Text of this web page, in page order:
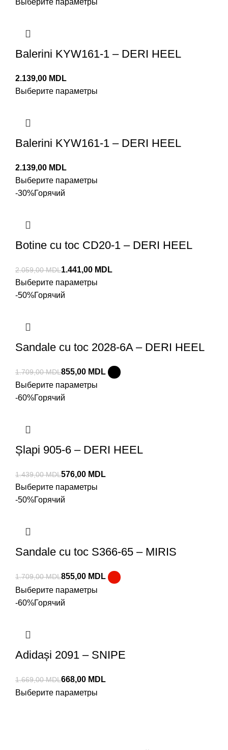
Выберите параметры
Balerini KYW161-1 – DERI HEEL
MDL
Выберите параметры
Balerini KYW161-1 – DERI HEEL
MDL
Выберите параметры
-30%Горячий
Botine cu toc CD20-1 – DERI HEEL
2.059,00MDL1.441,00 MDL
Выберите параметры
-50%Горячий
Sandale cu toc 2028-6A – DERI HEEL
1.709,00MDL855,00 MDL
Выберите параметры
-60%Горячий
Șlapi 905-6 – DERI HEEL
1.439,00MDL576,00 MDL
Выберите параметры
-50%Горячий
Sandale cu toc S366-65 – MIRIS
1.709,00MDL855,00 MDL
Выберите параметры
-60%Горячий
Adidași 2091 – SNIPE
1.669,00MDL668,00 MDL
Выберите параметры